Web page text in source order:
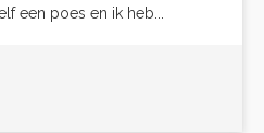
een poes en ik heb...